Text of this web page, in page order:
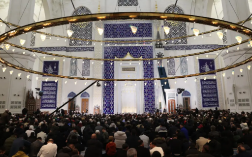
Niğde
Ordu
Rize
Sakarya
Samsun
Siirt
Sinop
Sivas